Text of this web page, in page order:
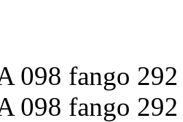
098 fango 292
098 fango 292